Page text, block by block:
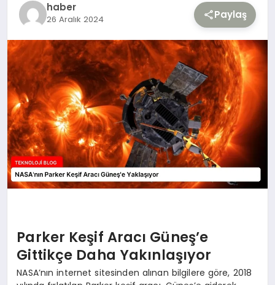
haber
26 Aralık 2024 Paylaş
Parker Keşif Aracı Güneş’e
Gittikçe Daha Yakınlaşıyor
NASA’nın internet sitesinden alınan bilgilere göre, 2018